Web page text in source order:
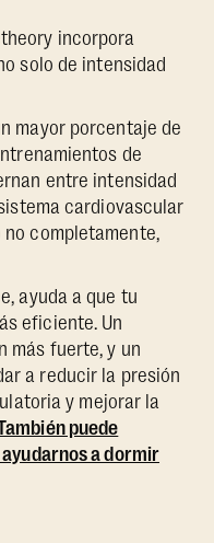
incorpora
solo de intensidad
mayor porcentaje de
de
entre intensidad
cardiovascular
completamente,
ayuda a que tu
eficiente. Un
más fuerte, y un
a reducir la presión
y mejorar la
puede
a dormir